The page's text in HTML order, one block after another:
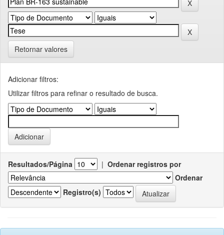
Retornar valores
Adicionar filtros:
Utilizar filtros para refinar o resultado de busca.
Resultados/Página | Ordenar registros por
Ordenar
Registro(s)